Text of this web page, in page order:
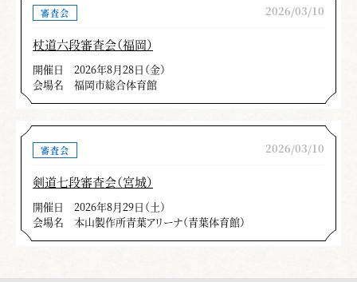
審査会 2026/03/10
杖道六段審査会（福岡）
開催日
2026年8月28日（金）
会場名
福岡市総合体育館
審査会 2026/03/10
剣道七段審査会（宮城）
開催日
2026年8月29日（土）
会場名
本山製作所青葉アリーナ（青葉体育館）